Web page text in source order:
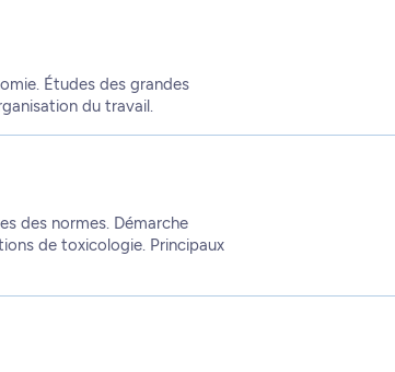
Études des grandes
du travail.
des normes. Démarche
de toxicologie. Principaux